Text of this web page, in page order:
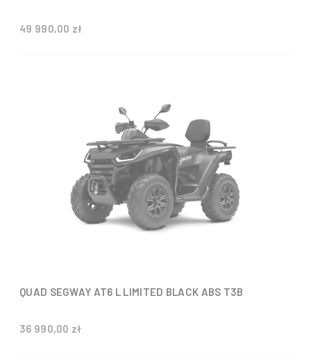
49 990,00 zł
QUAD SEGWAY AT6 L LIMITED BLACK ABS T3B
36 990,00 zł